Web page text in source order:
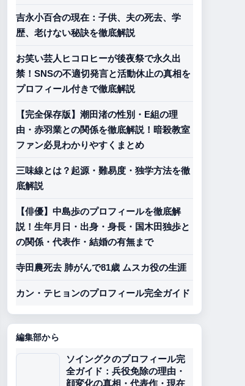
吉永小百合の現在：子供、夫の死去、学
歴、老けない秘訣を徹底解説
お笑い芸人ヒコロヒーが後夜祭で永久出
禁！SNSの不適切発言と活動休止の真相を
プロフィール付きで徹底解説
【完全保存版】潮田渚の性別・E組の理
由・赤羽業との関係を徹底解説！暗殺教室
ファン必見わかりやすくまとめ
三味線とは？起源・難易度・独学方法を徹
底解説
【俳優】中島歩のプロフィールを徹底解
説！生年月日・出身・身長・国木田独歩と
の関係・代表作・結婚の有無まで
寺田農死去 肺がんで81歳 ムスカ役の生涯
カン・テヒョンのプロフィール完全ガイド
編集部から
ソイングクのプロフィール完
全ガイド：兵役免除の理由・
顔変化の真相・代表作・現在